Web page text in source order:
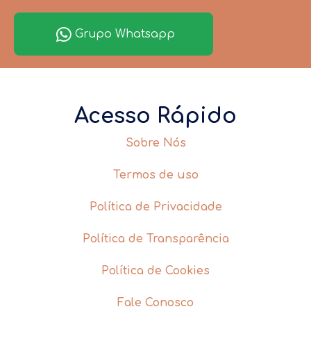
Grupo Whatsapp
Acesso Rápido
Sobre Nós
Termos de uso
Política de Privacidade
Política de Transparência
Política de Cookies
Fale Conosco